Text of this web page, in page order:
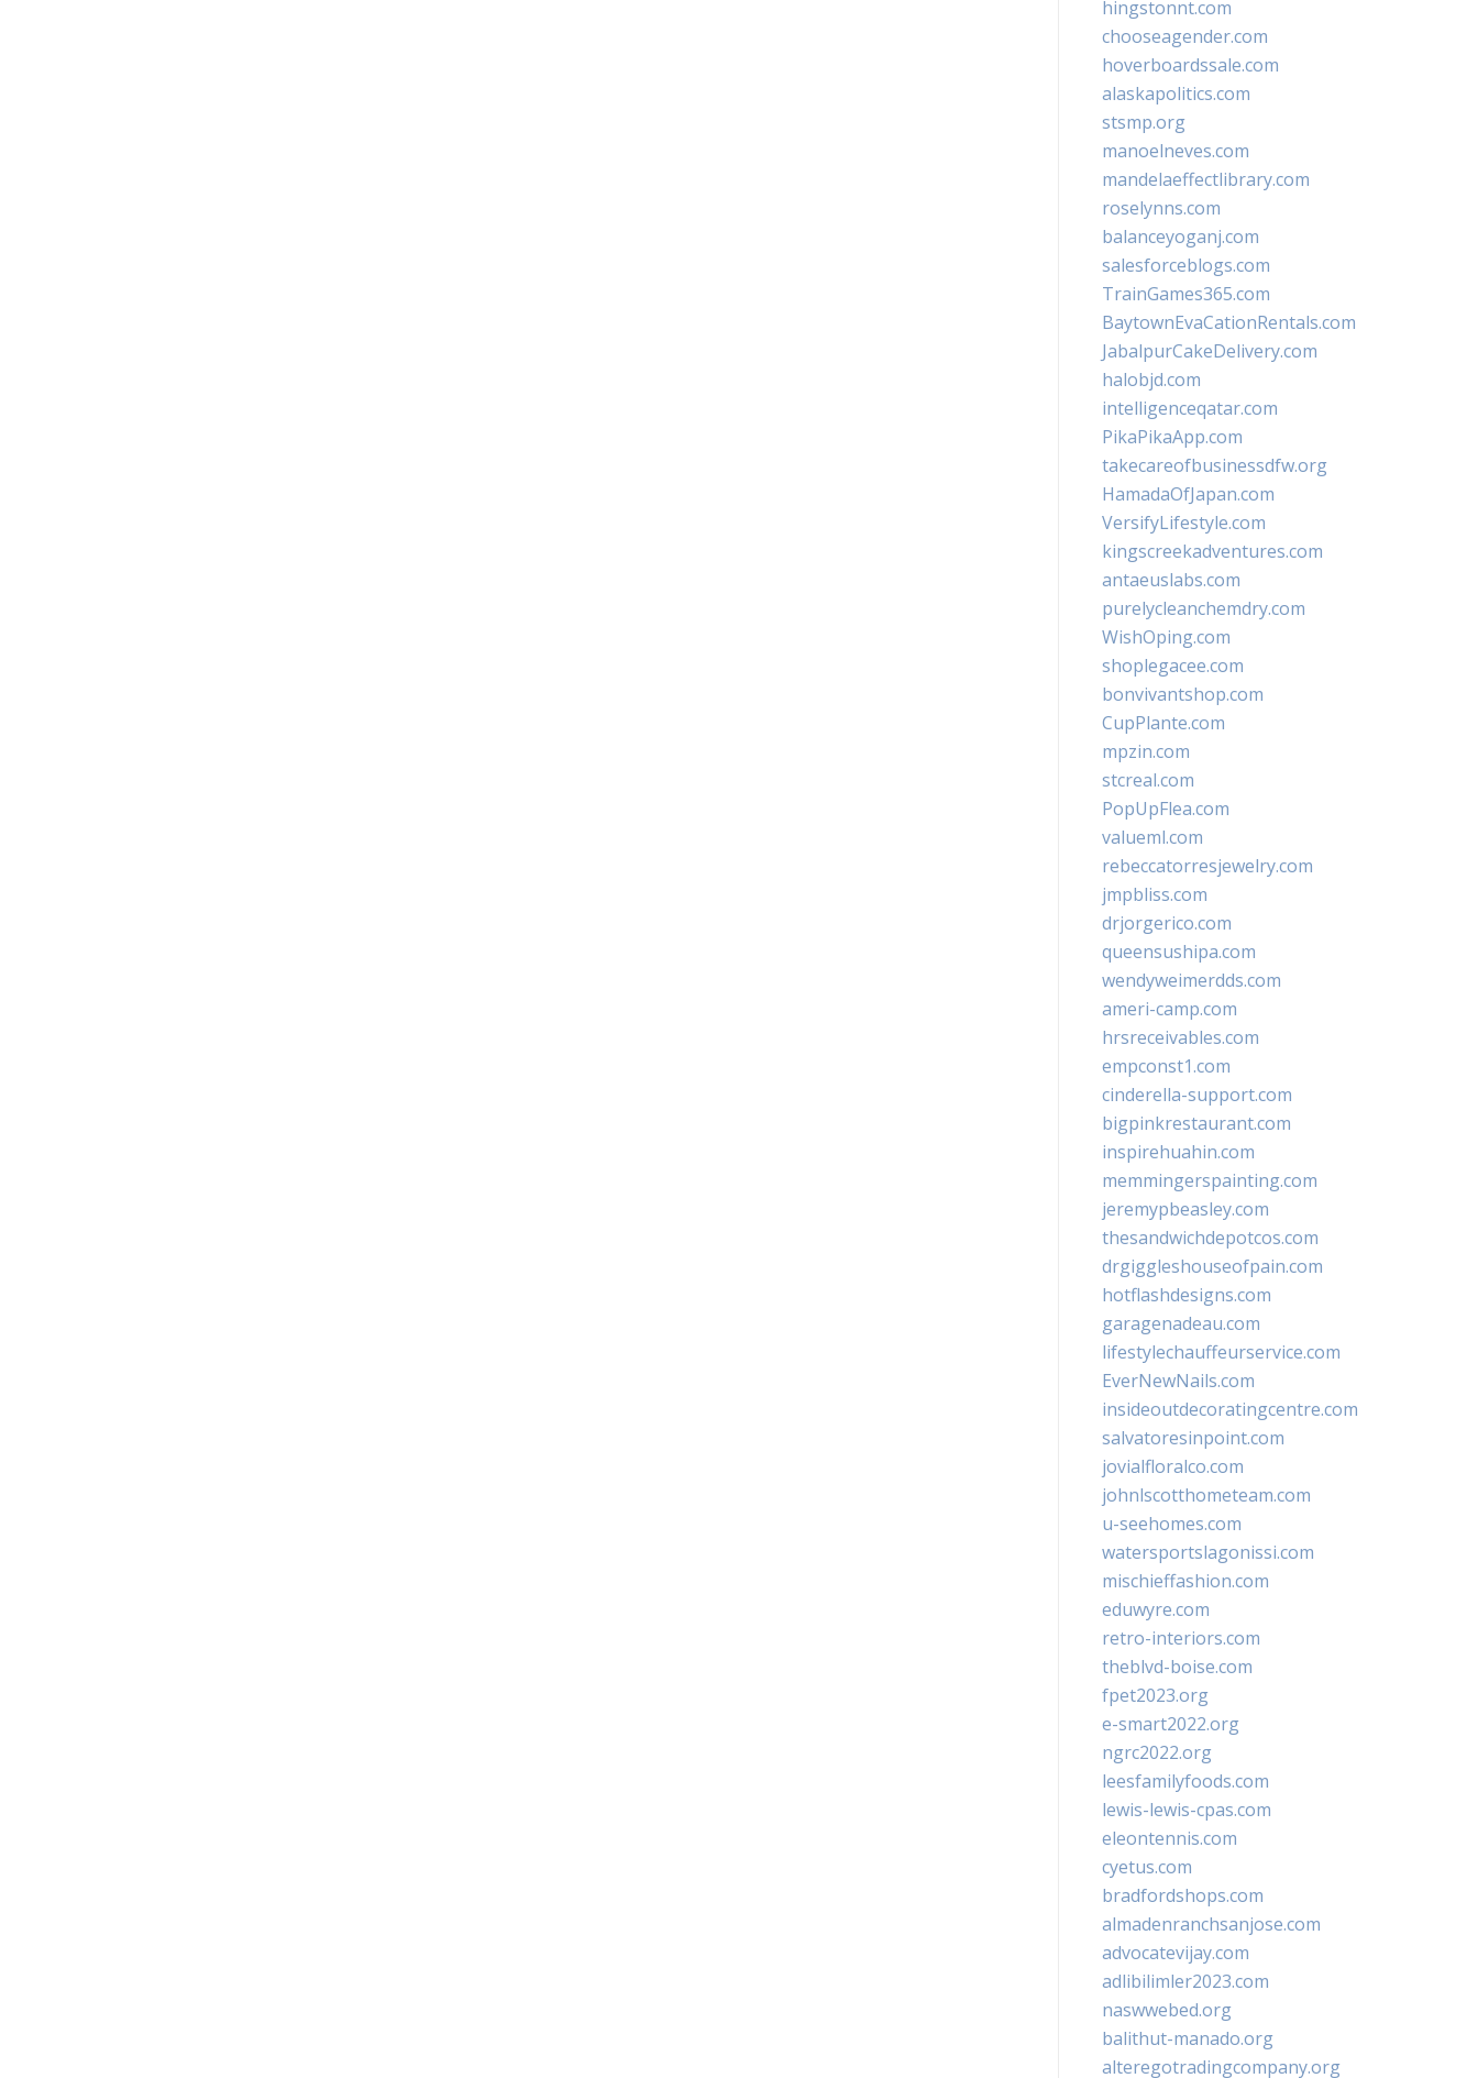
hingstonnt.com
chooseagender.com
hoverboardssale.com
alaskapolitics.com
stsmp.org
manoelneves.com
mandelaeffectlibrary.com
roselynns.com
balanceyoganj.com
salesforceblogs.com
TrainGames365.com
BaytownEvaCationRentals.com
JabalpurCakeDelivery.com
halobjd.com
intelligenceqatar.com
PikaPikaApp.com
takecareofbusinessdfw.org
HamadaOfJapan.com
VersifyLifestyle.com
kingscreekadventures.com
antaeuslabs.com
purelycleanchemdry.com
WishOping.com
shoplegacee.com
bonvivantshop.com
CupPlante.com
mpzin.com
stcreal.com
PopUpFlea.com
valueml.com
rebeccatorresjewelry.com
jmpbliss.com
drjorgerico.com
queensushipa.com
wendyweimerdds.com
ameri-camp.com
hrsreceivables.com
empconst1.com
cinderella-support.com
bigpinkrestaurant.com
inspirehuahin.com
memmingerspainting.com
jeremypbeasley.com
thesandwichdepotcos.com
drgiggleshouseofpain.com
hotflashdesigns.com
garagenadeau.com
lifestylechauffeurservice.com
EverNewNails.com
insideoutdecoratingcentre.com
salvatoresinpoint.com
jovialfloralco.com
johnlscotthometeam.com
u-seehomes.com
watersportslagonissi.com
mischieffashion.com
eduwyre.com
retro-interiors.com
theblvd-boise.com
fpet2023.org
e-smart2022.org
ngrc2022.org
leesfamilyfoods.com
lewis-lewis-cpas.com
eleontennis.com
cyetus.com
bradfordshops.com
almadenranchsanjose.com
advocatevijay.com
adlibilimler2023.com
naswwebed.org
balithut-manado.org
alteregotradingcompany.org